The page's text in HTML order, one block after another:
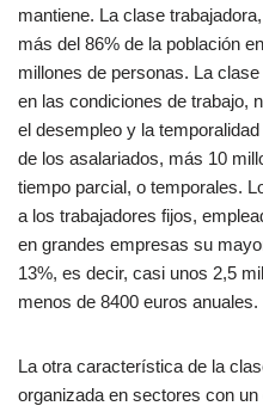
mantiene. La clase
más del 86% de la población
millones de personas. La
en las condiciones de trabajo,
el desempleo y la
de los asalariados, más 10
tiempo parcial, o temporales.
a los trabajadores fijos,
en grandes empresas su
13%, es decir, casi unos 2,5
menos de 8400 euros anuales.
La otra característica de la
organizada en sectores con